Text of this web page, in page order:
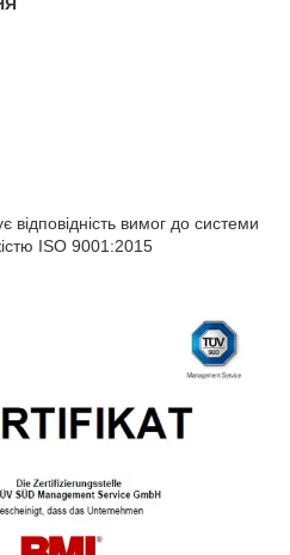
відповідність вимог до системи
ISO 9001:2015